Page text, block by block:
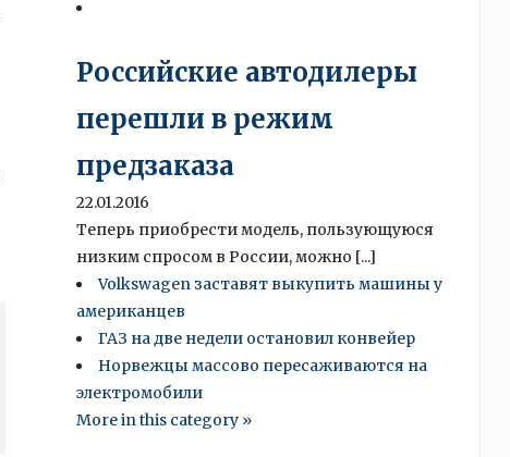
Российские автодилеры
перешли в режим
предзаказа
22.01.2016
Теперь приобрести модель, пользующуюся
низким спросом в России, можно [...]
Volkswagen заставят выкупить машины у
американцев
ГАЗ на две недели остановил конвейер
Норвежцы массово пересаживаются на
электромобили
More in this category »